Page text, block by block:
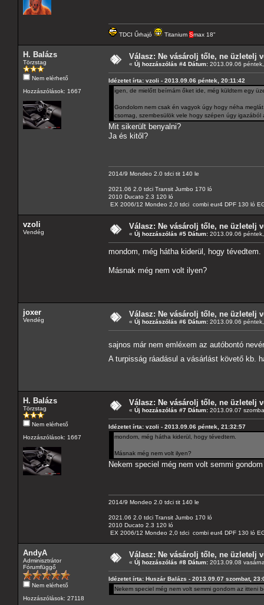
TDCI Űrhajó Titanium Smax 18"
H. Balázs
Törzstag
Nem elérhető
Hozzászólások: 1667
Válasz: Ne vásárolj tőle, ne üzletelj
« Új hozzászólás #4 Dátum: 2013.09.06
Idézetet írta: vzoli - 2013.09.06 péntek, 20:11:42
igen, de mielőtt beírnám őket ide, még küldtem egy
Gondolom nem csak én vagyok úgy hogy néha
csomag, szembesülök vele hogy szépen úgy
Mit sikerült benyalni?
Ja és kitől?
2014/9 Mondeo 2.0 tdci tit 140 le
2021.06 2.0 tdci Transit Jumbo 170 ló
2010 Ducato 2.3 120 ló
EX 2006/12 Mondeo 2,0 tdci combi eur4 DPF 130 ló
vzoli
Vendég
Válasz: Ne vásárolj tőle, ne üzletelj
« Új hozzászólás #5 Dátum: 2013.09.06
mondom, még hátha kiderül, hogy tévedtem.
Másnak még nem volt ilyen?
joxer
Vendég
Válasz: Ne vásárolj tőle, ne üzletelj
« Új hozzászólás #6 Dátum: 2013.09.06
sajnos már nem emléxem az autóbontó
A turpisság ráadásul a vásárlást követő kb.
H. Balázs
Törzstag
Nem elérhető
Hozzászólások: 1667
Válasz: Ne vásárolj tőle, ne üzletelj
« Új hozzászólás #7 Dátum: 2013.09.07
Idézetet írta: vzoli - 2013.09.06 péntek, 21:32:57
mondom, még hátha kiderül, hogy tévedtem.
Másnak még nem volt ilyen?
Nekem speciel még nem volt semmi
2014/9 Mondeo 2.0 tdci tit 140 le
2021.06 2.0 tdci Transit Jumbo 170 ló
2010 Ducato 2.3 120 ló
EX 2006/12 Mondeo 2,0 tdci combi eur4 DPF 130 ló
AndyA
Adminisztrátor
Fórumfüggő
Nem elérhető
Hozzászólások: 27118
Válasz: Ne vásárolj tőle, ne üzletelj
« Új hozzászólás #8 Dátum: 2013.09.08
Idézetet írta: Huszár Balázs - 2013.09.07 szombat,
Nekem speciel még nem volt semmi gondom az itteni